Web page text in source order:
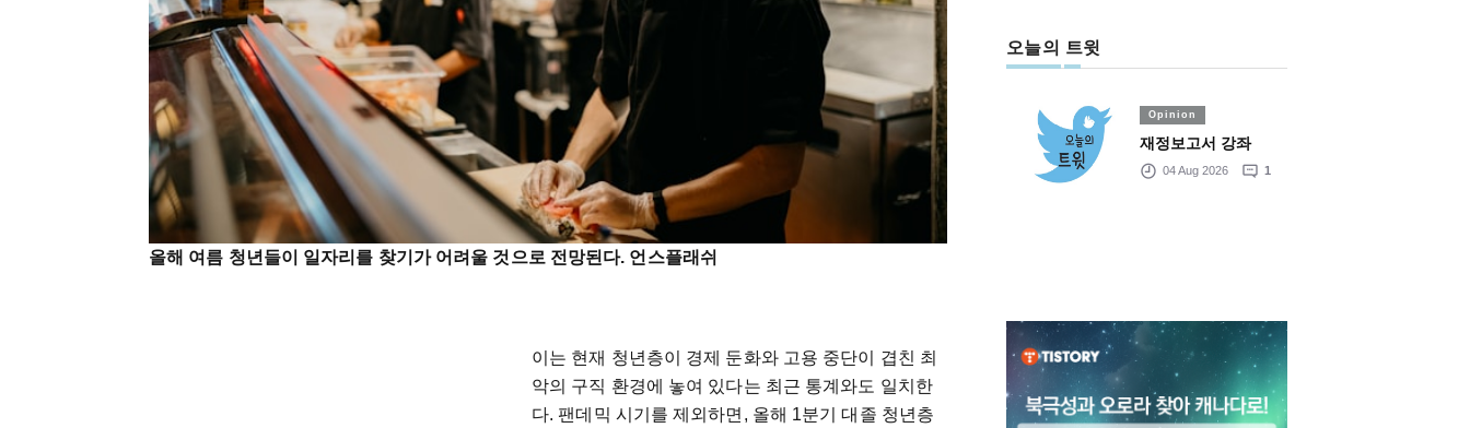
올해 여름 청년들이 일자리를 찾기가 어려울 것으로 전망된다. 언스플래쉬
이는 현재 청년층이 경제 둔화와 고용 중단이 겹친 최
악의 구직 환경에 놓여 있다는 최근 통계와도 일치한
다. 팬데믹 시기를 제외하면, 올해 1분기 대졸 청년층
오늘의 트윗
Opinion
재정보고서 강좌
04 Aug 2026 1